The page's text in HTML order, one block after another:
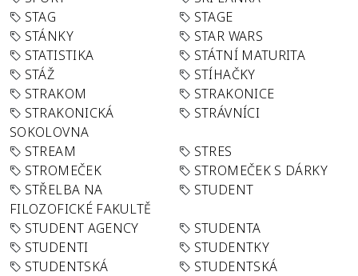
STAG
STAGE
STÁNKY
STAR WARS
STATISTIKA
STÁTNÍ MATURITA
STÁŽ
STÍHAČKY
STRAKOM
STRAKONICE
STRAKONICKÁ
SOKOLOVNA
STRÁVNÍCI
STREAM
STRES
STROMEČEK
STROMEČEK S DÁRKY
STŘELBA NA
FILOZOFICKÉ FAKULTĚ
STUDENT
STUDENT AGENCY
STUDENTA
STUDENTI
STUDENTKY
STUDENTSKÁ
STUDENTSKÁ